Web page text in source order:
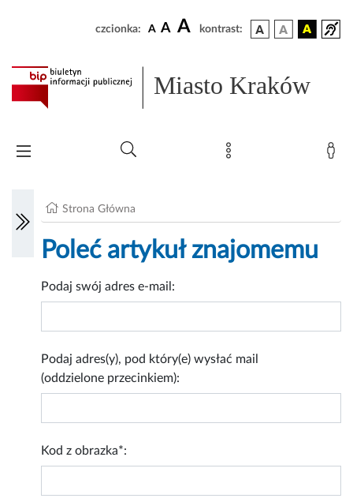
czcionka: A A A kontrast:
Miasto Kraków
Strona Główna
Poleć artykuł znajomemu
Podaj swój adres e-mail:
Podaj adres(y), pod który(e) wysłać mail
(oddzielone przecinkiem):
Kod z obrazka*: